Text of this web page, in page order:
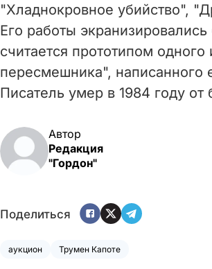
"Хладнокровное убийство",
Его работы
считается прототипом
пересмешника", написанного
Писатель умер в 1984 году от
Автор
Редакция
"Гордон"
Поделиться
аукцион Трумен Капоте